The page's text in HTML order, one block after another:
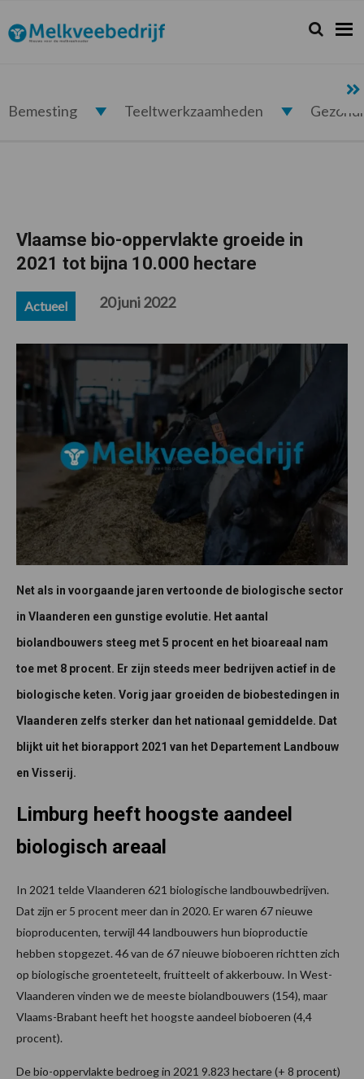
de
hoofdnavigatie
de
hoofd
de
eerste
de
voettekst
Melkveebedrijf.nl Zoeken...
Zoek
Bemesting Teeltwerkzaamheden
Vlaamse bio-oppervlakte groeide in
2021 tot bijna 10.000 hectare
Actueel 20 juni 2022
Net als in voorgaande jaren vertoonde de biologische sector
in Vlaanderen een gunstige evolutie. Het aantal
biolandbouwers steeg met 5 procent en het bioareaal nam
toe met 8 procent. Er zijn steeds meer bedrijven actief in de
biologische keten. Vorig jaar groeiden de biobestedingen in
Vlaanderen zelfs sterker dan het nationaal gemiddelde. Dat
blijkt uit het biorapport 2021 van het Departement Landbouw
en Visserij.
Limburg heeft hoogste aandeel
biologisch areaal
In 2021 telde Vlaanderen 621 biologische landbouwbedrijven.
Dat zijn er 5 procent meer dan in 2020. Er waren 67 nieuwe
bioproducenten, terwijl 44 landbouwers hun bioproductie
hebben stopgezet. 46 van de 67 nieuwe bioboeren richtten zich
op biologische groenteteelt, fruitteelt of akkerbouw. In West-
Vlaanderen vinden we de meeste biolandbouwers (154), maar
Vlaams-Brabant heeft het hoogste aandeel bioboeren (4,4
procent).
De bio-oppervlakte bedroeg in 2021 9.823 hectare (+ 8 procent)